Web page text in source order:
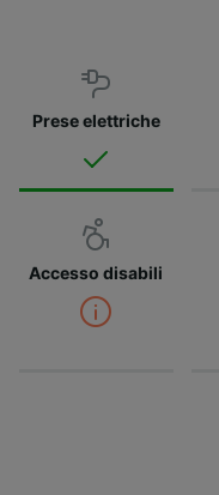
Prese elettriche
Accesso disabili